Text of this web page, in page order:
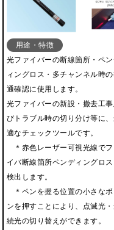
用途・特徴
光ファイバーの断線箇所・ペ
ィングロス・多チャンネル時
通確認に使用します。
光ファイバーの新設・撤去工事
びトラブル時の切り分け等に
適なチェックツールです。
＊赤色レーザー可視光線でフ
イバ断線箇所ペンディングロス
検出します。
＊ペンを握る位置の小さなボ
ンを押すことにより、点滅光・
続光の切り替えができます。